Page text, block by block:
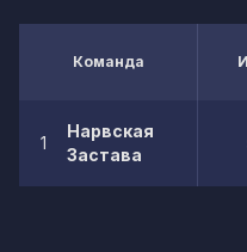
Команда
1
Нарвская
Застава